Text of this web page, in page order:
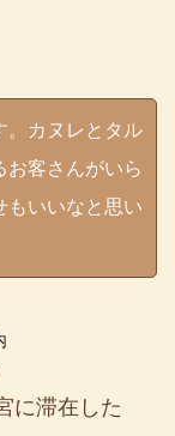
。カヌレとタル
お客さんがいら
もいいなと思い
に滞在した